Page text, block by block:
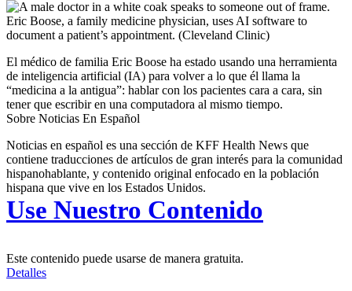
Eric Boose, a family medicine physician, uses AI software to
document a patient’s appointment. (Cleveland Clinic)
El médico de familia Eric Boose ha estado usando una herramienta
de inteligencia artificial (IA) para volver a lo que él llama la
“medicina a la antigua”: hablar con los pacientes cara a cara, sin
tener que escribir en una computadora al mismo tiempo.
Sobre Noticias En Español
Noticias en español es una sección de KFF Health News que
contiene traducciones de artículos de gran interés para la comunidad
hispanohablante, y contenido original enfocado en la población
hispana que vive en los Estados Unidos.
Use Nuestro Contenido
Este contenido puede usarse de manera gratuita.
Detalles